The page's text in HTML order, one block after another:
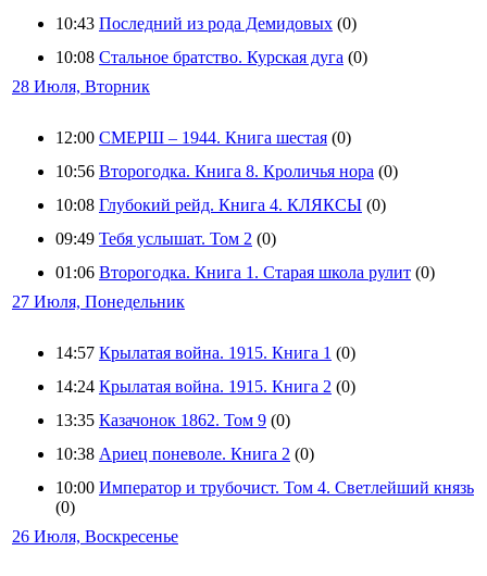
10:43 Последний из рода Демидовых (0)
10:08 Стальное братство. Курская дуга (0)
28 Июля, Вторник
12:00 СМЕРШ – 1944. Книга шестая (0)
10:56 Второгодка. Книга 8. Кроличья нора (0)
10:08 Глубокий рейд. Книга 4. КЛЯКСЫ (0)
09:49 Тебя услышат. Том 2 (0)
01:06 Второгодка. Книга 1. Старая школа рулит (0)
27 Июля, Понедельник
14:57 Крылатая война. 1915. Книга 1 (0)
14:24 Крылатая война. 1915. Книга 2 (0)
13:35 Казачонок 1862. Том 9 (0)
10:38 Ариец поневоле. Книга 2 (0)
10:00 Император и трубочист. Том 4. Светлейший князь
(0)
26 Июля, Воскресенье